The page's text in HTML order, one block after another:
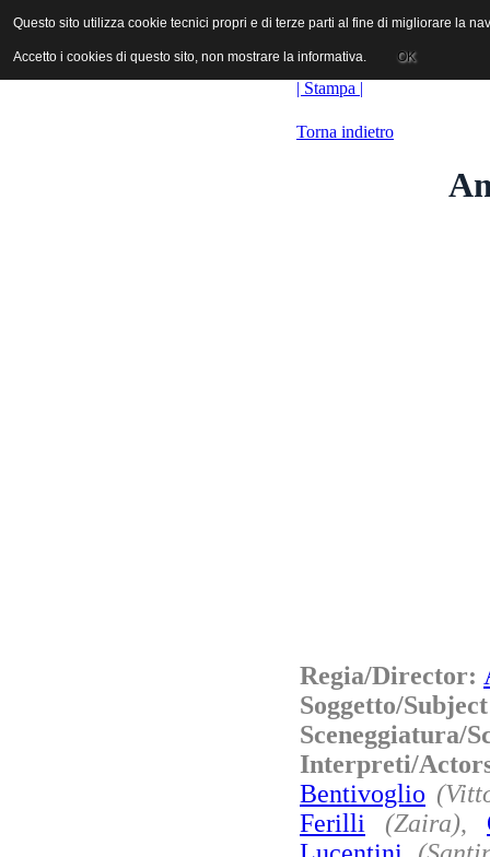
ANICA | Associazione Nazionale Industrie Cinematografiche
| Stampa |
Torna indietro
Regia/Director:
Soggetto/
Sceneggiatura/
Interpreti/
Bentivoglio
Ferilli
(Zaira),
Questo sito utilizza cookie tecnici propri e di terze parti al fine di migliorare la
Accetto i cookies di questo sito, non mostrare la informativa. OK
Questo sito utilizza cookie tecnici propri e di terze parti al fine di migliorare la
Accetto i cookies di questo sito, non mostrare la informativa. OK